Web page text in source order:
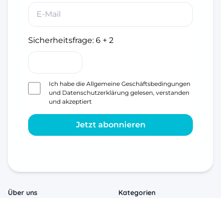
Sicherheitsfrage: 6 + 2
Ich habe die Allgemeine Geschäftsbedingungen
und Datenschutzerklärung gelesen, verstanden
und akzeptiert
Jetzt abonnieren
Über uns
Kategorien